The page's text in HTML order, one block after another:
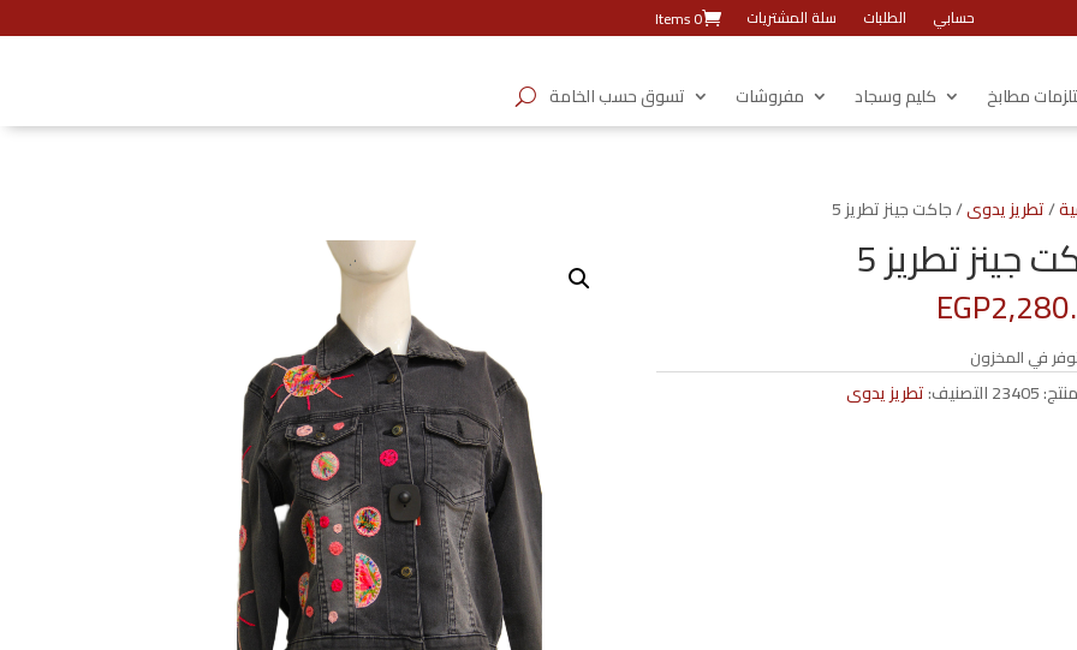
حسابي الطلبات سلة المشتريات 0 Items
مطابخ كليم وسجاد مفروشات تسوق حسب الخامة
/تطريز يدوى/ جاكت جينز تطريز 5
جينز تطريز 5
EGP
في المخزون
23405التصنيف:تطريز يدوى